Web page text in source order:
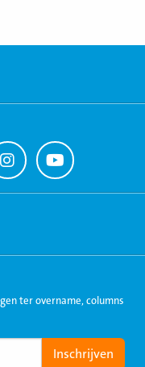
Ga
naar
Instagram
Ga
naar
Youtube
ter overname, columns